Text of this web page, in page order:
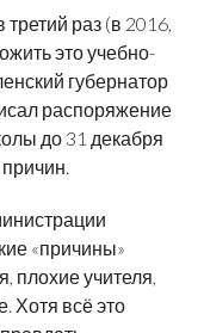
раз (в 2016,
это учебно-
губернатор
распоряжение
до 31 декабря
«причины»
плохие учителя,
Хотя всё это